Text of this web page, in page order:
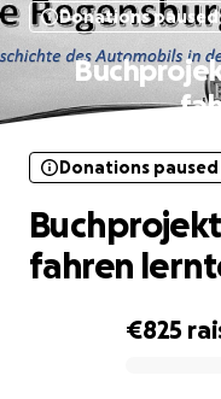
Donations paused
€825
Donations paused
fahren